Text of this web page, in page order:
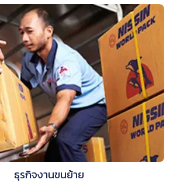
ธุรกิจงานขนย้าย